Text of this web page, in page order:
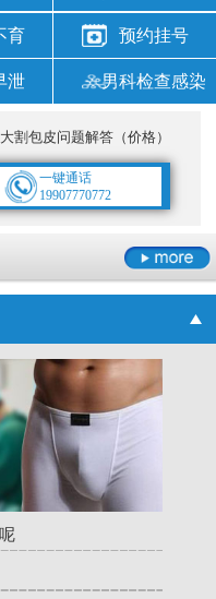
育 预约挂号
泄 男科检查感染
割包皮问题解答（价格）
一键通话
19907770772